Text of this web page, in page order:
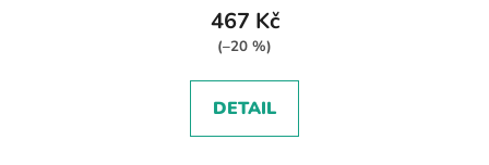
467 Kč
(–20 %)
DETAIL